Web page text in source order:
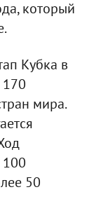
который
Кубка в
мира.
100
50